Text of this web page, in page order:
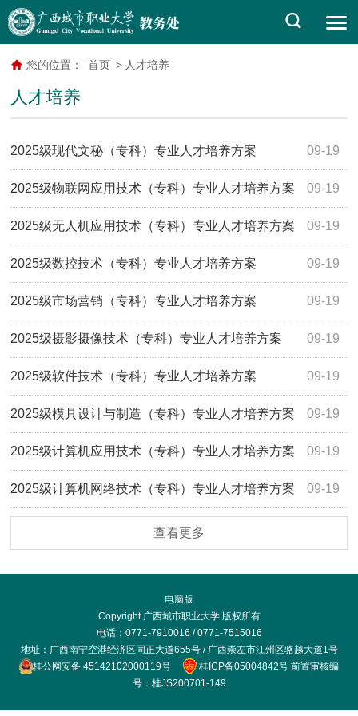
您的位置： 首页 > 人才培养
人才培养
09-19
2025级现代文秘（专科）专业人才培养方案
09-19
2025级物联网应用技术（专科）专业人才培养方案
09-19
2025级无人机应用技术（专科）专业人才培养方案
09-19
2025级数控技术（专科）专业人才培养方案
09-19
2025级市场营销（专科）专业人才培养方案
09-19
2025级摄影摄像技术（专科）专业人才培养方案
09-19
2025级软件技术（专科）专业人才培养方案
09-19
2025级模具设计与制造（专科）专业人才培养方案
09-19
2025级计算机应用技术（专科）专业人才培养方案
09-19
2025级计算机网络技术（专科）专业人才培养方案
查看更多
电脑版
Copyright 广西城市职业大学 版权所有
电话：0771-7910016 / 0771-7515016
地址：广西南宁空港经济区同正大道655号 / 广西崇左市江州区骆越大道1号
桂公网安备 45142102000119号
桂ICP备05004842号 前置审核编
号：桂JS200701-149